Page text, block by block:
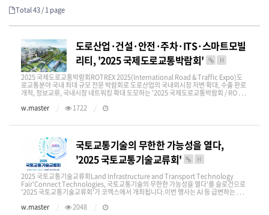
Total 43 /1 page
도로산업·건설·안전·주차·ITS·스마트모빌
리티, '2025 국제도로교통박람회'
H
2025 국제도로교통박람회ROTREX 2025(International Road & Traffic Expo)도
로교통분야 국내 최대 규모 전문 박람회로 도로산업의 국내외시장 저변 확대, 수출 판로
개척, 정보교류, 국내시장 네트워킹 확대 도모하는 '2025 국제도로교통박람회 / RO . . .
w.master
1722
국토교통기술의 무한한 가능성을 열다,
'2025 국토교통기술교류회'
H
2025 국토교통기술교류회Land Infrastructure and Transport Technology
Fair'Connect Technologies, 국토교통기술의 무한한 가능성을 열다'를 슬로건으로
'2025 국토교통기술교류회'가 코엑스에서 개최됩니다.이번 행사는 AI 등 급변하는 . . .
w.master
2048